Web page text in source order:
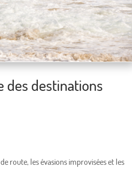
des destinations
route, les évasions improvisées et les